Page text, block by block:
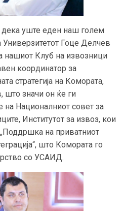
уште еден наш голем
Универзитетот Гоце Делчев
нашиот Клуб на извозници
координатор за
стратегија на Комората,
значи он ќе ги
на Националниот совет за
Институтот за извоз, кои
на приватниот
што Комората го
со УСАИД.